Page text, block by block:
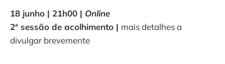
18 junho | 21h00 | Online
2ª sessão de acolhimento | mais detalhes a
divulgar brevemente